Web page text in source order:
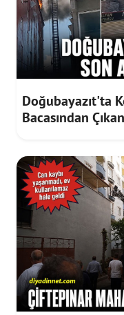
Doğubayazıt'ta
Bacasından